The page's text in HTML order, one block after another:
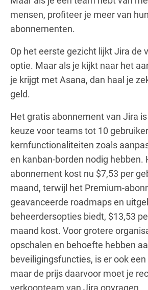
mensen, profiteer je meer van
abonnementen.
Op het eerste gezicht lijkt Jira de
optie. Maar als je kijkt naar het
je krijgt met Asana, dan haal je
geld.
Het gratis abonnement van Jira
keuze voor teams tot 10
kernfunctionaliteiten zoals
en kanban-borden nodig hebben.
abonnement kost nu $7,53 per
maand, terwijl het Premium-
geavanceerde roadmaps en
beheerdersopties biedt, $13,53
maand kost. Voor grotere
opschalen en behoefte hebben
beveiligingsfuncties, is er ook
maar de prijs daarvoor moet je
verkoopteam van Jira opvragen.